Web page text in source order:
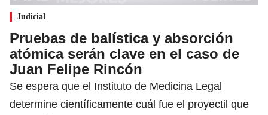
Judicial
Pruebas de balística y absorción
atómica serán clave en el caso de
Juan Felipe Rincón
Se espera que el Instituto de Medicina Legal
determine científicamente cuál fue el proyectil que